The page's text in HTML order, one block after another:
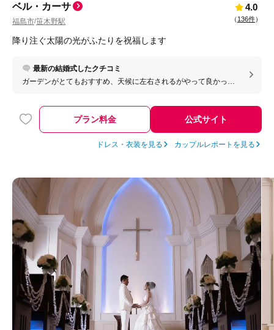
ベル・カーサ
福島市/笹木野駅
4.0
（ 136件）
降り注ぐ太陽の光がふたりを祝福します
最新の結婚式したクチコミ
ガーデンがとてもおすすめ、天候に左右されるがやって良かった
プラン料金 公式サイト
ドレス・衣装を見る カップルレポートを見る